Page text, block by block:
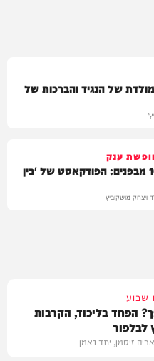
של הנגיד והברכות של
ענק
הצצה לכלא 10 מבפנים: הפודקאסט של 'בין
ויצחק מושקוביץ
שבוע
הפחד בליכוד, הקרבות
לבלפור
אריה זיסמן, יתד נאמן